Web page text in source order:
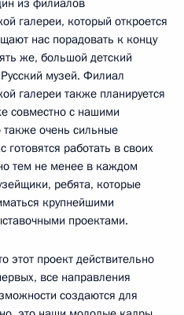
галереи, который откроется
нас порадовать к концу
же, большой детский
музей. Филиал
галереи также планируется
совместно с нашими
очень сильные
работать в своих
тем не менее в каждом
ребята, которые
крупнейшими
проектами.
этот проект действительно
все направления
создаются для